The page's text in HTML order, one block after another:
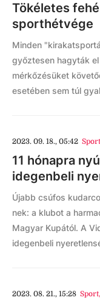
Tökéletes
sporthétvége
Minden
győztesen hagyták
mérkőzésüket
esetében sem túl
2023. 09. 18., 05:42
11 hónapra
idegenbeli
Újabb csúfos
nek: a klubot a
Magyar Kupától. A
idegenbeli
2023. 08. 21., 15:28 Sport,